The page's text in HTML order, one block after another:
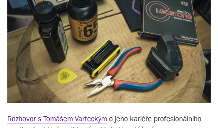
Rozhovor s Tomášem Varteckým o jeho kariéře profesionálního